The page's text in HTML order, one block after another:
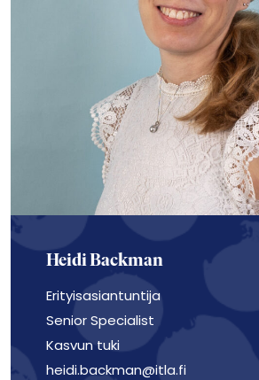
Heidi Backman
Erityisasiantuntija
Senior Specialist
Kasvun tuki
heidi.backman@itla.fi